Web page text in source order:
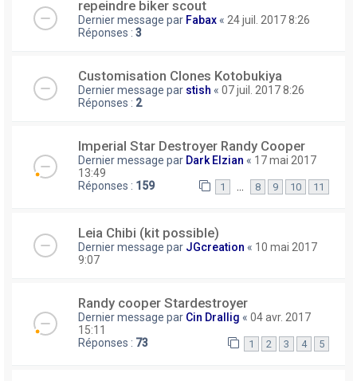
repeindre biker scout
Dernier message par Fabax « 24 juil. 2017 8:26
Réponses : 3
Customisation Clones Kotobukiya
Dernier message par stish « 07 juil. 2017 8:26
Réponses : 2
Imperial Star Destroyer Randy Cooper
Dernier message par Dark Elzian « 17 mai 2017
13:49
Réponses : 159 1 8 9 10 11
Leia Chibi (kit possible)
Dernier message par JGcreation « 10 mai 2017
9:07
Randy cooper Stardestroyer
Dernier message par Cin Drallig « 04 avr. 2017
15:11
Réponses : 73 1 2 3 4 5